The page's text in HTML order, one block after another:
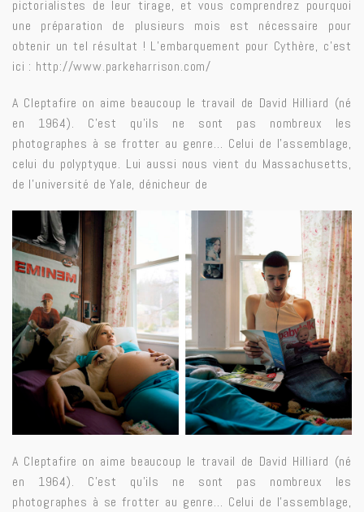
pictorialistes de leur tirage, et vous comprendrez pourquoi
une préparation de plusieurs mois est nécessaire pour
obtenir un tel résultat ! L’embarquement pour Cythère, c’est
ici : http://www.parkeharrison.com/
A Cleptafire on aime beaucoup le travail de David Hilliard (né
en 1964). C’est qu’ils ne sont pas nombreux les
photographes à se frotter au genre… Celui de l’assemblage,
celui du polyptyque. Lui aussi nous vient du Massachusetts,
de l’université de Yale, dénicheur de
A Cleptafire on aime beaucoup le travail de David Hilliard (né
en 1964). C’est qu’ils ne sont pas nombreux les
photographes à se frotter au genre… Celui de l’assemblage,